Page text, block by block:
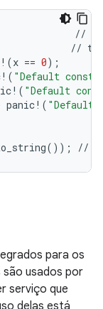
//
//
! (x == 0);
! ( "Default
! ( "Default
panic! ( "Default
()); //
para os
usados por
serviço que